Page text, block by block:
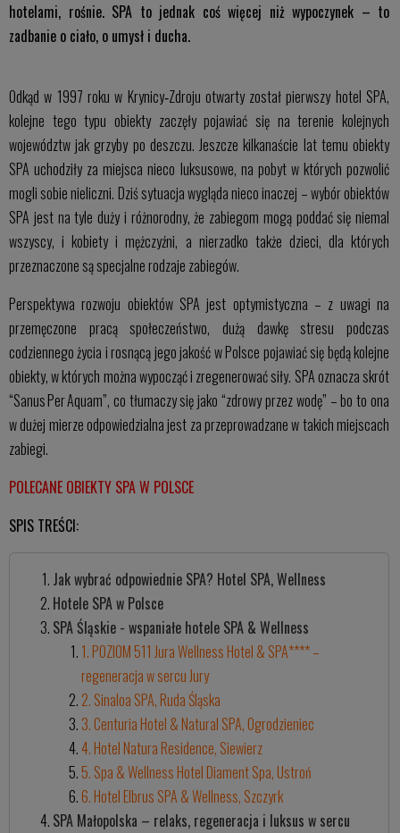
hotelami, rośnie. SPA to jednak coś więcej niż wypoczynek – to
zadbanie o ciało, o umysł i ducha.
Odkąd w 1997 roku w Krynicy‑Zdroju otwarty został pierwszy hotel SPA,
kolejne tego typu obiekty zaczęły pojawiać się na terenie kolejnych
województw jak grzyby po deszczu. Jeszcze kilkanaście lat temu obiekty
SPA uchodziły za miejsca nieco luksusowe, na pobyt w których pozwolić
mogli sobie nieliczni. Dziś sytuacja wygląda nieco inaczej – wybór obiektów
SPA jest na tyle duży i różnorodny, że zabiegom mogą poddać się niemal
wszyscy, i kobiety i mężczyźni, a nierzadko także dzieci, dla których
przeznaczone są specjalne rodzaje zabiegów.
Perspektywa rozwoju obiektów SPA jest optymistyczna – z uwagi na
przemęczone pracą społeczeństwo, dużą dawkę stresu podczas
codziennego życia i rosnącą jego jakość w Polsce pojawiać się będą kolejne
obiekty, w których można wypocząć i zregenerować siły. SPA oznacza skrót
“Sanus Per Aquam”, co tłumaczy się jako “zdrowy przez wodę” – bo to ona
w dużej mierze odpowiedzialna jest za przeprowadzane w takich miejscach
zabiegi.
POLECANE OBIEKTY SPA W POLSCE
SPIS TREŚCI:
Jak wybrać odpowiednie SPA? Hotel SPA, Wellness
Hotele SPA w Polsce
SPA Śląskie - wspaniałe hotele SPA & Wellness
1. POZIOM 511 Jura Wellness Hotel & SPA**** –
regeneracja w sercu Jury
2. Sinaloa SPA, Ruda Śląska
3. Centuria Hotel & Natural SPA, Ogrodzieniec
4. Hotel Natura Residence, Siewierz
5. Spa & Wellness Hotel Diament Spa, Ustroń
6. Hotel Elbrus SPA & Wellness, Szczyrk
SPA Małopolska – relaks, regeneracja i luksus w sercu